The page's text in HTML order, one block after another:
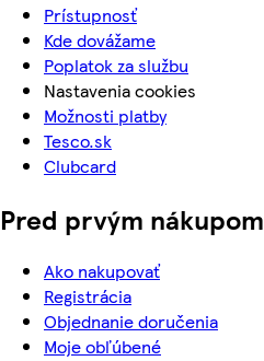
Prístupnosť
Kde dovážame
Poplatok za službu
Nastavenia cookies
Možnosti platby
Tesco.sk
Clubcard
Pred prvým nákupom
Ako nakupovať
Registrácia
Objednanie doručenia
Moje obľúbené